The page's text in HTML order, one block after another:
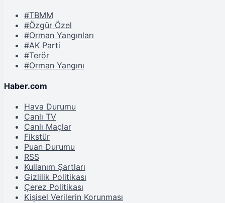
#TBMM
#Özgür Özel
#Orman Yangınları
#AK Parti
#Terör
#Orman Yangını
Haber.com
Hava Durumu
Canlı TV
Canlı Maçlar
Fikstür
Puan Durumu
RSS
Kullanım Şartları
Gizlilik Politikası
Çerez Politikası
Kişisel Verilerin Korunması